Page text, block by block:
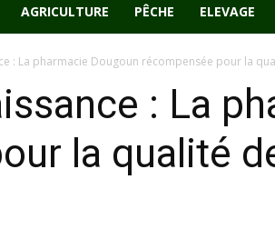
AGRICULTURE PÊCHE ELEVAGE
: La pharmacie Dougoun récompensée pour la
: La
la qualité